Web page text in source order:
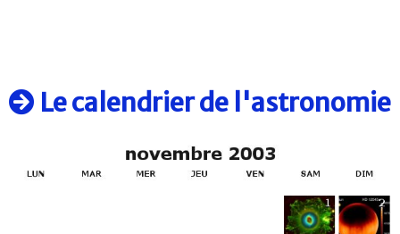
Le calendrier de l'astronomie